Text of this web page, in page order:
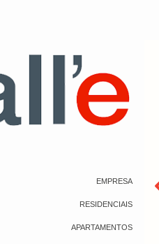
EMPRESA
RESIDENCIAIS
APARTAMENTOS